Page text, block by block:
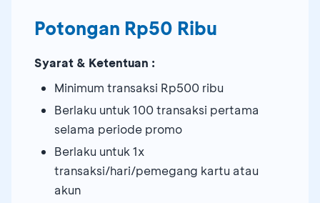
Potongan Rp50 Ribu
Syarat & Ketentuan :
Minimum transaksi Rp500 ribu
Berlaku untuk 100 transaksi pertama
selama periode promo
Berlaku untuk 1x
transaksi/hari/pemegang kartu atau
akun